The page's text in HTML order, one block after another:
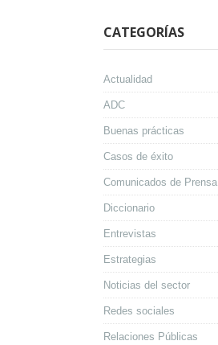
CATEGORÍAS
Actualidad
ADC
Buenas prácticas
Casos de éxito
Comunicados de Prensa
Diccionario
Entrevistas
Estrategias
Noticias del sector
Redes sociales
Relaciones Públicas